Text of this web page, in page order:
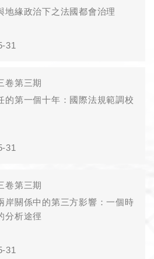
地緣政治下之法國都會治理
31
卷第三期
的第一個十年：國際法規範調校
31
卷第三期
岸關係中的第三方影響：一個時
分析途徑
31